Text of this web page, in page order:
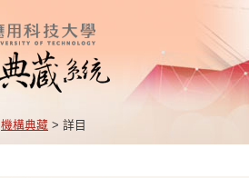
機構典藏 > 詳目